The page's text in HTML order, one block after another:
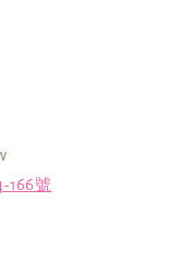
166號